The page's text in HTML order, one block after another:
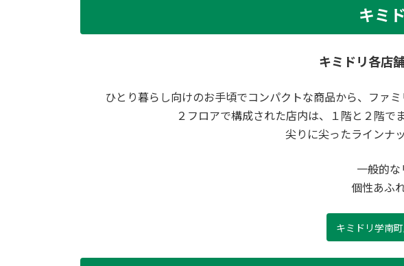
キミ
キミドリ各店
ひとり暮らし向けのお手頃でコンパクトな商品から、ファ
２フロアで構成された店内は、１階と２階で
尖りに尖ったラインナ
一般的な
個性あふ
キミドリ学南